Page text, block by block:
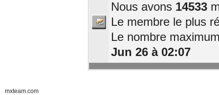
Nous avons 14533
Le membre le plus
Le nombre
Jun 26 à 02:07
mxteam.com